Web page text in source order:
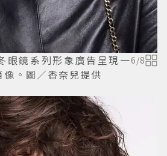
眼鏡系列形象廣告呈現一
。圖／香奈兒提供
6/8